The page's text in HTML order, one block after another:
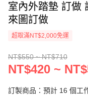
室內外踏墊 訂做
來圖訂做
超取滿NT$2,000免運
NT$550 ~ NT$710
NT$420 ~
訂製商品：預計 16 個工